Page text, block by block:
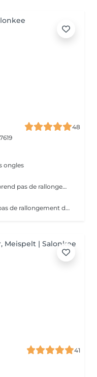
48
ongles
La pose de semi-permanent ne comprend pas de rallongement des ongles. Si vous souhaitez plus de longueur, merci de sélectionner l'option pose complète avec rallongement
La pose Fibre/Duragel ne comprend pas de rallongement des ongles. Si vous souhaitez plus de longueur, merci de sélectionner l'option pose complète avec rallongement
41